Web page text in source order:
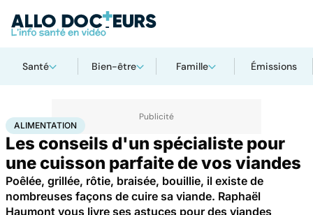
Santé Bien-être Famille Émissions
AccueilSantéAlimentation
ALIMENTATION
Les conseils d'un spécialiste pour
une cuisson parfaite de vos viandes
Poêlée, grillée, rôtie, braisée, bouillie, il existe de
nombreuses façons de cuire sa viande. Raphaël
Haumont vous livre ses astuces pour des viandes